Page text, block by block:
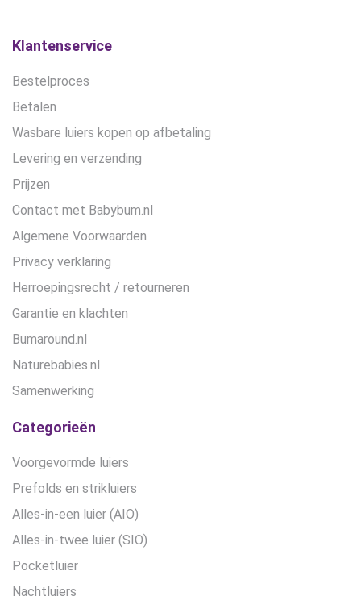
Klantenservice
Bestelproces
Betalen
Wasbare luiers kopen op afbetaling
Levering en verzending
Prijzen
Contact met Babybum.nl
Algemene Voorwaarden
Privacy verklaring
Herroepingsrecht / retourneren
Garantie en klachten
Bumaround.nl
Naturebabies.nl
Samenwerking
Categorieën
Voorgevormde luiers
Prefolds en strikluiers
Alles-in-een luier (AIO)
Alles-in-twee luier (SIO)
Pocketluier
Nachtluiers